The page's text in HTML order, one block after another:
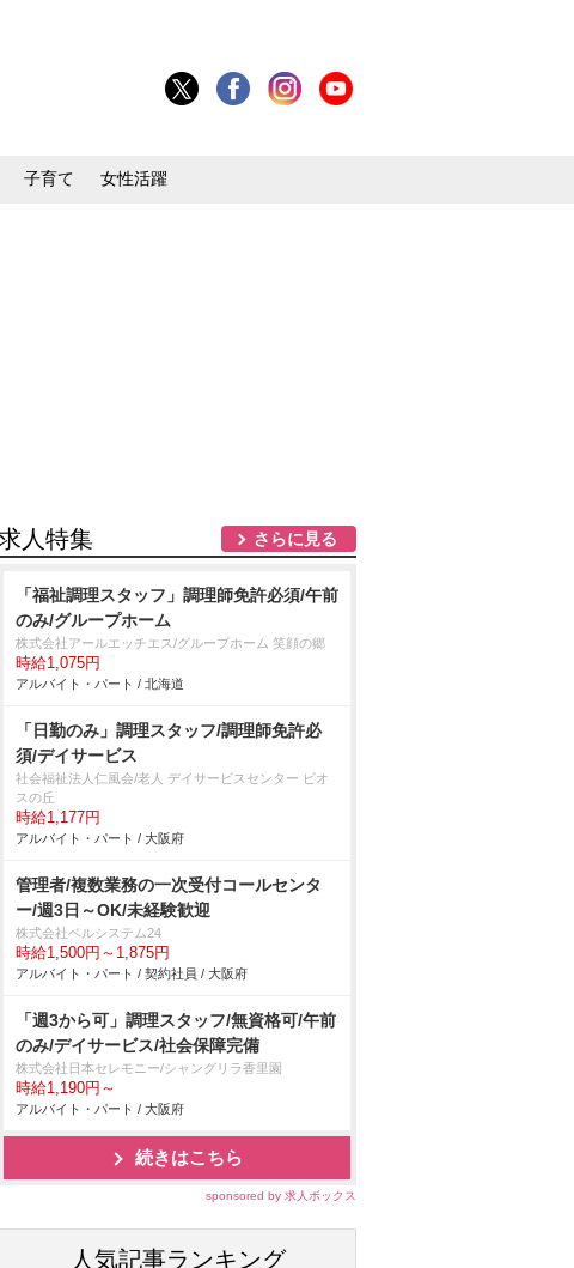
子育て 女性活躍
人特集 さらに見る
「福祉調理スタッフ」調理師免許必須/午前
のみ/グループホーム
株式会社アールエッチエス/グループホーム 笑顔の郷
時給1,075円
アルバイト・パート / 北海道
「日勤のみ」調理スタッフ/調理師免許必
須/デイサービス
社会福祉法人仁風会/老人 デイサービスセンター ビオ
スの丘
時給1,177円
アルバイト・パート / 大阪府
管理者/複数業務の一次受付コールセンタ
ー/週3日～OK/未経験歓迎
株式会社ベルシステム24
時給1,500円～1,875円
アルバイト・パート / 契約社員 / 大阪府
「週3から可」調理スタッフ/無資格可/午前
のみ/デイサービス/社会保障完備
株式会社日本セレモニー/シャングリラ香里園
時給1,190円～
アルバイト・パート / 大阪府
続きはこちら
sponsored by 求人ボックス
人気記事ランキング